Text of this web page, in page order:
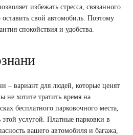
избежать стресса, связанного
свой автомобиль. Поэтому
спокойствия и удобства.
– вариант для людей, которые ценят
не хотите тратить время на
бесплатного парковочного места,
этой услугой. Платные парковки в
вашего автомобиля и багажа,